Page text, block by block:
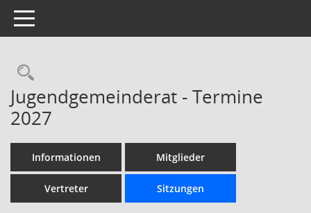
Toggle navigation
Rechercheauswahl
Jugendgemeinderat - Termine
2027
Informationen Mitglieder
Vertreter Sitzungen